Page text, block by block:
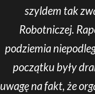
szyldem tak
Robotniczej.
podziemia
początku były
uwagę na fakt, że